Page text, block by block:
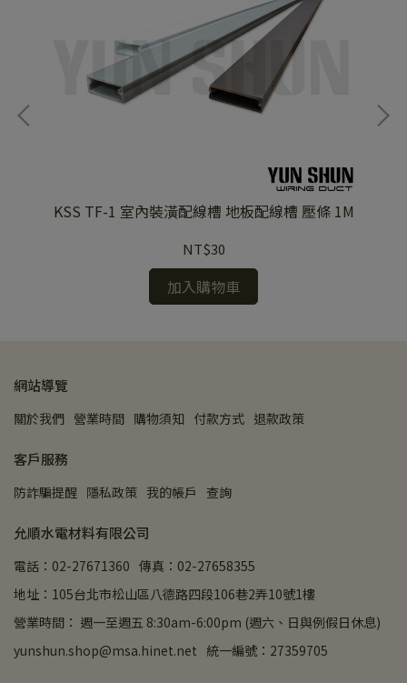
KSS TF-1 室內裝潢配線槽 地板配線槽 壓條 1M
NT$30
加入購物車
網站導覽
關於我們 營業時間 購物須知 付款方式 退款政策
客戶服務
防詐騙提醒 隱私政策 我的帳戶 查詢
允順水電材料有限公司
電話：02-27671360 傳真：02-27658355
地址：105台北市松山區八德路四段106巷2弄10號1樓
營業時間： 週一至週五 8:30am-6:00pm (週六、日與例假日休息)
yunshun.shop@msa.hinet.net 統一編號：27359705